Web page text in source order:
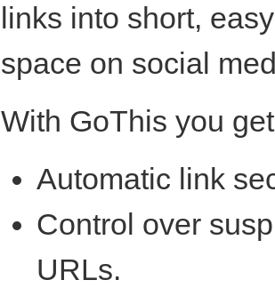
links into short,
space on social
With GoThis you
Automatic link
Control over
URLs.